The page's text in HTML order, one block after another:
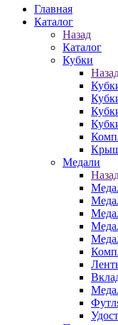
Главная
Каталог
Назад
Каталог
Кубки
Медали